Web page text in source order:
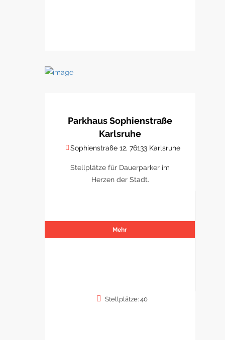
Parkhaus Sophienstraße
Karlsruhe
Sophienstraße 12, 76133 Karlsruhe
Stellplätze für Dauerparker im
Herzen der Stadt.
Mehr
Stellplätze: 40